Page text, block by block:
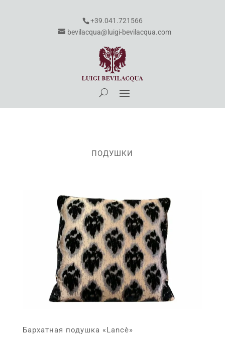
+39.041.721566
bevilacqua@luigi-bevilacqua.com
ПОДУШКИ
Бархатная подушка «Lancè»